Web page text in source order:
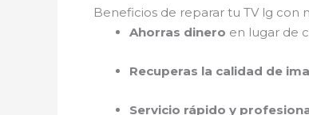
Beneficios de reparar tu TV lg con
Ahorras dinero en lugar de
Recuperas la calidad de
Servicio rápido y